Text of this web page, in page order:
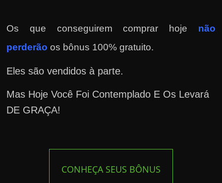
Os que conseguirem comprar hoje não
perderão os bônus 100% gratuito.
Eles são vendidos à parte.
Mas Hoje Você Foi Contemplado E Os Levará
DE GRAÇA!
CONHEÇA SEUS BÔNUS